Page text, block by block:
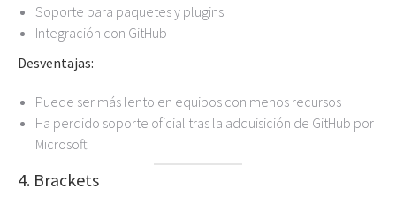
Soporte para paquetes y plugins
Integración con GitHub
Desventajas:
Puede ser más lento en equipos con menos recursos
Ha perdido soporte oficial tras la adquisición de GitHub por
Microsoft
4. Brackets